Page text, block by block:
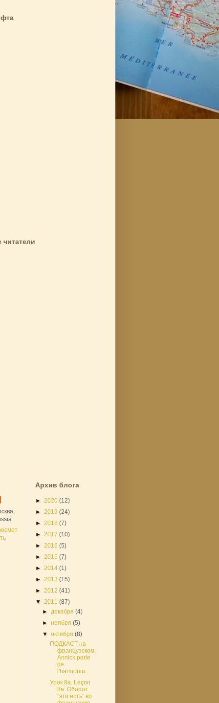
читатели
Архив блога
► 2020 (12)
► 2019 (24)
► 2018 (7)
► 2017 (10)
► 2016 (5)
► 2015 (7)
► 2014 (1)
► 2013 (15)
► 2012 (41)
▼ 2011 (87)
► декабря(4)
►ноября(5)
▼октября(8)
ПОДКАСТ на
французском.
Annick parle
de
l'harmoniu...
Урок 8a. Leçon
8a. Оборот
"это есть" во